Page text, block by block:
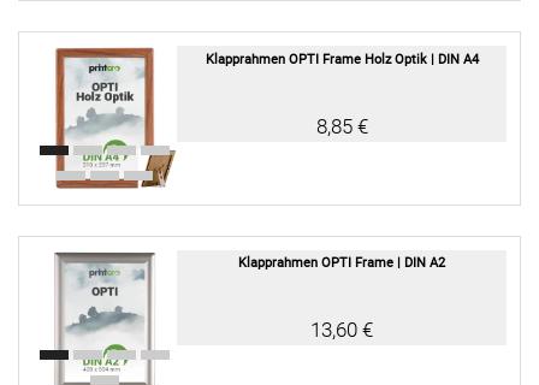
Klapprahmen OPTI Frame Holz Optik | DIN A4
8,85 €
Klapprahmen OPTI Frame | DIN A2
13,60 €